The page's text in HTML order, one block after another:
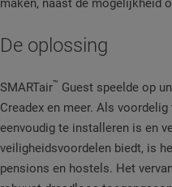
maken, naast de mogelijkheid
De oplossing
SMARTair™ Guest speelde op
Creadex en meer. Als
eenvoudig te installeren is en
veiligheidsvoordelen biedt, is
pensions en hostels. Het